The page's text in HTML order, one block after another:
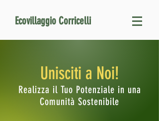
Ecovillaggio Corricelli
Unisciti a Noi!
Realizza il Tuo Potenziale in una
Comunità Sostenibile